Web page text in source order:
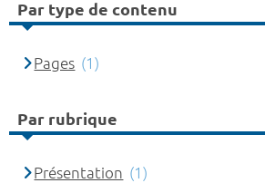
Par type de contenu
Pages (1)
Par rubrique
Présentation (1)